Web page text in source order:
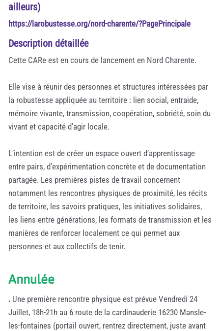
ailleurs)
https://larobustesse.org/nord-charente/?PagePrincipale
Description détaillée
Cette CARe est en cours de lancement en Nord Charente.
Elle vise à réunir des personnes et structures intéressées par
la robustesse appliquée au territoire : lien social, entraide,
mémoire vivante, transmission, coopération, sobriété, soin du
vivant et capacité d’agir locale.
L’intention est de créer un espace ouvert d’apprentissage
entre pairs, d’expérimentation concrète et de documentation
partagée. Les premières pistes de travail concernent
notamment les rencontres physiques de proximité, les récits
de territoire, les savoirs pratiques, les initiatives solidaires,
les liens entre générations, les formats de transmission et les
manières de renforcer localement ce qui permet aux
personnes et aux collectifs de tenir.
Annulée
. Une première rencontre physique est prévue Vendredi 24
Juillet, 18h-21h au 6 route de la cardinauderie 16230 Mansle-
les-fontaines (portail ouvert, rentrez directement, juste avant